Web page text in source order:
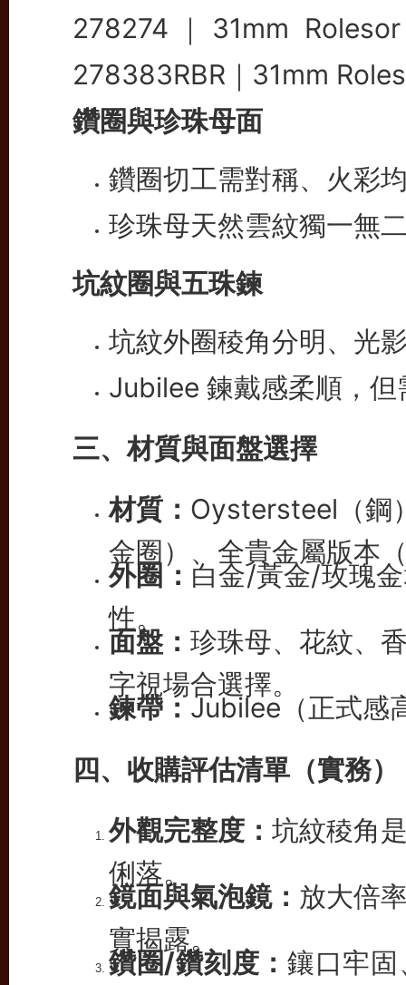
278274｜31mm
278383RBR｜31mm
鑽圈與珍珠母面
鑽圈切工需對稱、火彩
珍珠母天然雲紋獨一無
坑紋圈與五珠鍊
坑紋外圈稜角分明、光
Jubilee 鍊戴感柔順，
三、材質與面盤選擇
材質： Oystersteel（鋼
金圈）、全貴金屬版本
外圈： 白金/黃金/玫瑰
性。
面盤： 珍珠母、花紋、
字視場合選擇。
鍊帶：Jubilee（正式感
四、收購評估清單（實務）
外觀完整度： 坑紋稜角
俐落。
鏡面與氣泡鏡： 放大倍
實揭露。
鑽圈/鑽刻度：鑲口牢